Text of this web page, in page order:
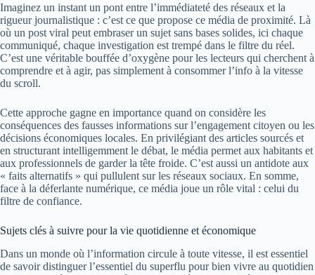
Imaginez un instant un pont entre l’immédiateté des réseaux et la
rigueur journalistique : c’est ce que propose ce média de proximité. Là
où un post viral peut embraser un sujet sans bases solides, ici chaque
communiqué, chaque investigation est trempé dans le filtre du réel.
C’est une véritable bouffée d’oxygène pour les lecteurs qui cherchent à
comprendre et à agir, pas simplement à consommer l’info à la vitesse
du scroll.
Cette approche gagne en importance quand on considère les
conséquences des fausses informations sur l’engagement citoyen ou les
décisions économiques locales. En privilégiant des articles sourcés et
en structurant intelligemment le débat, le média permet aux habitants et
aux professionnels de garder la tête froide. C’est aussi un antidote aux
« faits alternatifs » qui pullulent sur les réseaux sociaux. En somme,
face à la déferlante numérique, ce média joue un rôle vital : celui du
filtre de confiance.
Sujets clés à suivre pour la vie quotidienne et économique
Dans un monde où l’information circule à toute vitesse, il est essentiel
de savoir distinguer l’essentiel du superflu pour bien vivre au quotidien